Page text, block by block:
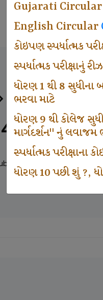
Gujarati Circular
English Circular
કોઇપણ સ્પર્ધાત્મક
સ્પર્ધાત્મક પરીક્ષાનું
ધોરણ 1 થી 8 સુધીના
ભરવા માટે
ધોરણ 9 થી કોલેજ
માર્ગદર્શન" નું લવાજમ
સ્પર્ધાત્મક પરીક્ષાના
ધોરણ 10 પછી શું ?,